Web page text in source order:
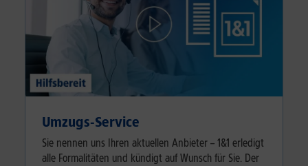
Umzugs-Service
Sie nennen uns Ihren aktuellen Anbieter – 1&1 erledigt
alle Formalitäten und kündigt auf Wunsch für Sie. Der